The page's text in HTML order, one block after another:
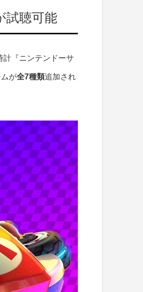
試聴可能
計『ニンテンドーサ
が全7種類追加され